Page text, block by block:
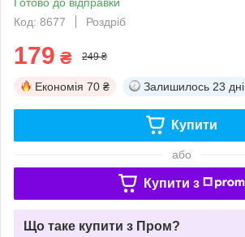
Код: 8677
Роздріб
179 ₴ 249 ₴
Економія 70 ₴ Залишилось 23 дні
Купити
або
Купити з
Що таке купити з Пром?